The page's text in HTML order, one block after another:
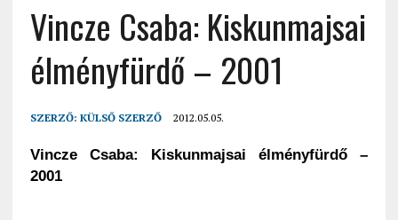
Vincze Csaba: Kiskunmajsai
élményfürdő – 2001
SZERZŐ: KÜLSŐ SZERZŐ 2012.05.05.
Vincze Csaba: Kiskunmajsai élményfürdő –
2001